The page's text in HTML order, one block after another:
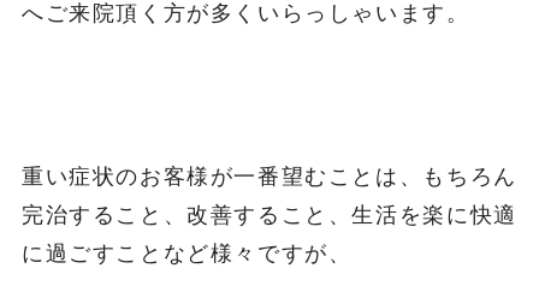
へご来院頂く方が多くいらっしゃいます。
重い症状のお客様が一番望むことは、もちろん
完治すること、改善すること、生活を楽に快適
に過ごすことなど様々ですが、